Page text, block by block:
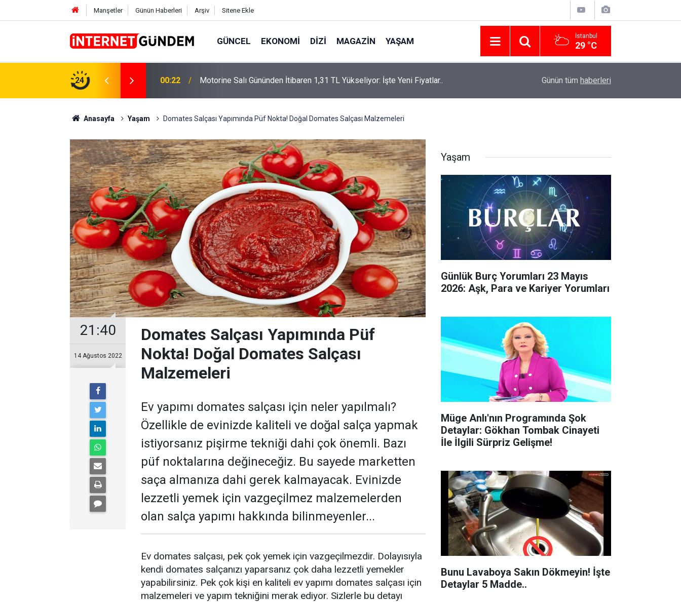
Manşetler Günün Haberleri Arşiv Sitene Ekle
GÜNCEL EKONOMI DIZI MAGAZIN YAŞAM İstanbul
29 °C
24
TL Yükseliyor: İşte Yeni Fiyatlar.. 15:58
Neşet Ertaş’a “Bozkırın Tezenesi” Lakabını Kim Verdi? Beyaz’la Joker
Sorusunun Cevabı Merak Edildi
Günün tüm haberleri
Anasayfa Yaşam Domates Salçası Yapımında Püf Nokta! Doğal Domates Salçası Malzemeleri
21:40
14 Ağustos 2022
Domates Salçası Yapımında Püf
Nokta! Doğal Domates Salçası
Malzemeleri
Ev yapımı domates salçası için neler yapılmalı?
Özellikle de evinizde kaliteli ve doğal salça yapmak
istiyorsanız pişirme tekniği dahi çok önemli. Bazı
püf noktalarına değineceğiz. Bu sayede marketten
saça almanıza dahi gerek kalmayacak. Evinizde
lezzetli yemek için vazgeçilmez malzemelerden
olan salça yapımı hakkında bilinmeyenler...
Ev domates salçası, pek çok yemek için vazgeçilmezdir. Dolayısıyla
kendi domates salçanızı yaparsanız çok daha lezzetli yemekler
yapabilirsiniz. Pek çok kişi en kaliteli ev yapımı domates salçası için
malzemeleri ve yapım tekniğini merak ediyor. Sizlerle bu detayı
Yaşam
Günlük Burç Yorumları 23 Mayıs
2026: Aşk, Para ve Kariyer Yorumları
Müge Anlı'nın Programında Şok
Detaylar: Gökhan Tombak Cinayeti
İle İlgili Sürpriz Gelişme!
Bunu Lavaboya Sakın Dökmeyin! İşte
Detaylar 5 Madde..